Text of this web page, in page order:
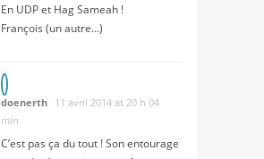
En UDP et Hag Sameah !
François (un autre…)
doenerth 11 avril 2014 at 20 h 04
min
C’est pas ça du tout ! Son entourage